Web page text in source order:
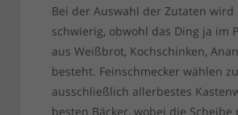
Bei der Auswahl der Zutaten wird
schwierig, obwohl das Ding ja im
aus Weißbrot, Kochschinken,
besteht. Feinschmecker wählen
ausschließlich allerbestes
besten Bäcker, wobei die Scheibe